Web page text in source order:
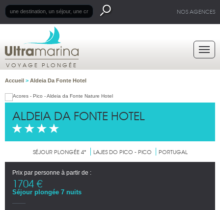
NOS AGENCES
VOYAGE PLONGÉE
Accueil > Aldeia Da Fonte Hotel
ALDEIA DA FONTE HOTEL
SÉJOUR PLONGÉE 4* LAJES DO PICO - PICO PORTUGAL
Prix par personne à partir de :
1704 €
Séjour plongée 7 nuits